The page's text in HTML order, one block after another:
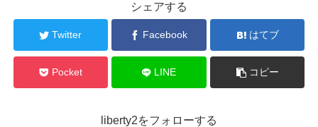
シェアする
Twitter Facebook はてブ
Pocket LINE コピー
liberty2をフォローする